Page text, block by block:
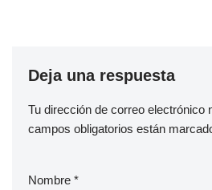
Deja una respuesta
Tu dirección de correo electrónico
campos obligatorios están
Nombre *